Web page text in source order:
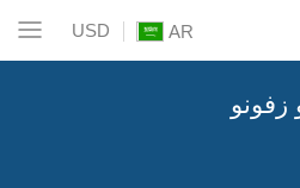
AR
USD
زفونو